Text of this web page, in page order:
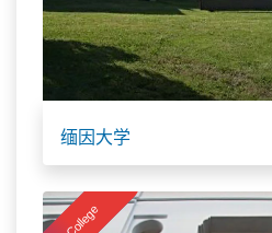
缅因大学
College